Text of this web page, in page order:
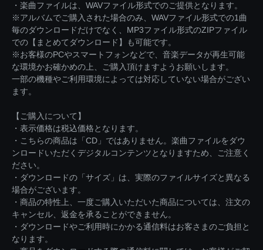
・楽曲ファイルは、WAVファイル形式でのご提供となります。
※アルバムでご購入された場合のみ、WAVファイル形式での1曲
毎のダウンロードだけでなく、MP3ファイル形式のZIPファイル
での【まとめてダウンロード】も可能です。
※お客様のPCやスマートフォンなどで、音楽データが再生可能
な環境かお確かめの上、ご購入頂けますようお願いします。
一部の機種やご利用環境によっては対応していない場合がござい
ます。
【ご購入について】
・表示価格は税込価格となります。
・こちらの商品は「CD」ではありません。楽曲ファイルをダウ
ンロードいただくデジタルコンテンツとなりますため、ご注意く
ださい。
・ダウンロードの「サイズ」は、実際のファイルサイズと異なる
場合がございます。
・商品の特性上、一度ご購入いただいた商品については、注文の
キャンセル、返金を承ることができません。
・ダウンロードやご利用時にかかる通信料はお客さまのご負担と
なります。